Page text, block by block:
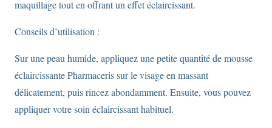
maquillage tout en offrant un effet éclaircissant.
Conseils d’utilisation :
Sur une peau humide, appliquez une petite quantité de mousse
éclaircissante Pharmaceris sur le visage en massant
délicatement, puis rincez abondamment. Ensuite, vous pouvez
appliquer votre soin éclaircissant habituel.